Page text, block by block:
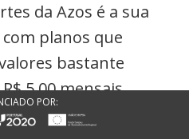
da Azos é a sua
planos que
bastante
5,00 mensais.
uma opção
POR: